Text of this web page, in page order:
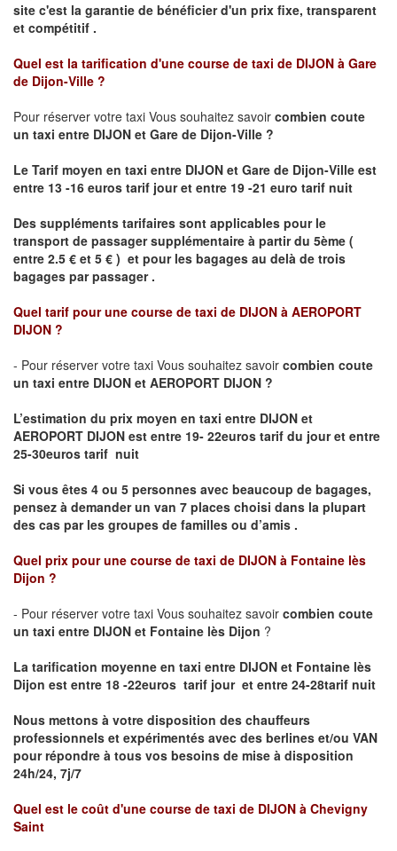
site c'est la garantie de bénéficier d'un prix fixe, transparent
et compétitif .
Quel est la tarification d'une course de taxi de DIJON à Gare
de Dijon-Ville ?
Pour réserver votre taxi Vous souhaitez savoir combien coute
un taxi entre DIJON et Gare de Dijon-Ville ?
Le Tarif moyen en taxi entre DIJON et Gare de Dijon-Ville est
entre 13 -16 euros tarif jour et entre 19 -21 euro tarif nuit
Des suppléments tarifaires sont applicables pour le
transport de passager supplémentaire à partir du 5ème (
entre 2.5 € et 5 € ) et pour les bagages au delà de trois
bagages par passager .
Quel tarif pour une course de taxi de DIJON à AEROPORT
DIJON ?
- Pour réserver votre taxi Vous souhaitez savoir combien coute
un taxi entre DIJON et AEROPORT DIJON ?
L’estimation du prix moyen en taxi entre DIJON et
AEROPORT DIJON est entre 19- 22euros tarif du jour et entre
25-30euros tarif nuit
Si vous êtes 4 ou 5 personnes avec beaucoup de bagages,
pensez à demander un van 7 places choisi dans la plupart
des cas par les groupes de familles ou d’amis .
Quel prix pour une course de taxi de DIJON à Fontaine lès
Dijon ?
- Pour réserver votre taxi Vous souhaitez savoir combien coute
un taxi entre DIJON et Fontaine lès Dijon ?
La tarification moyenne en taxi entre DIJON et Fontaine lès
Dijon est entre 18 -22euros tarif jour et entre 24-28tarif nuit
Nous mettons à votre disposition des chauffeurs
professionnels et expérimentés avec des berlines et/ou VAN
pour répondre à tous vos besoins de mise à disposition
24h/24, 7j/7
Quel est le coût d'une course de taxi de DIJON à Chevigny
Saint